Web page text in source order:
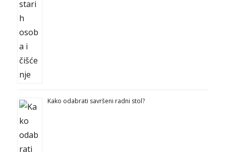
Kako odabrati savršeni radni stol?